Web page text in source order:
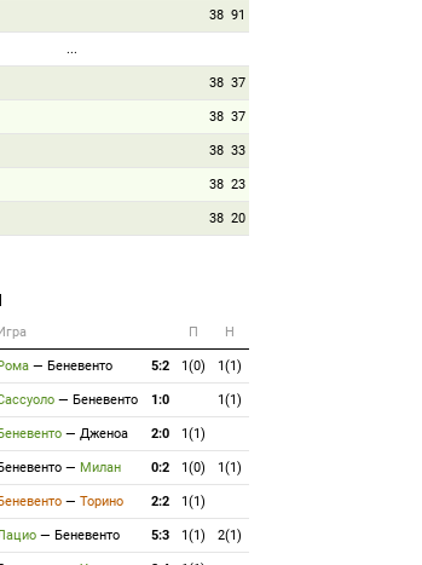
38 91
...
38 37
38 37
38 33
38 23
38 20
П Н
— Беневенто 5:2 1(0) 1(1)
— Беневенто 1:0 1(1)
— Дженоа 2:0 1(1)
— Милан 0:2 1(0) 1(1)
— Торино 2:2 1(1)
— Беневенто 5:3 1(1) 2(1)